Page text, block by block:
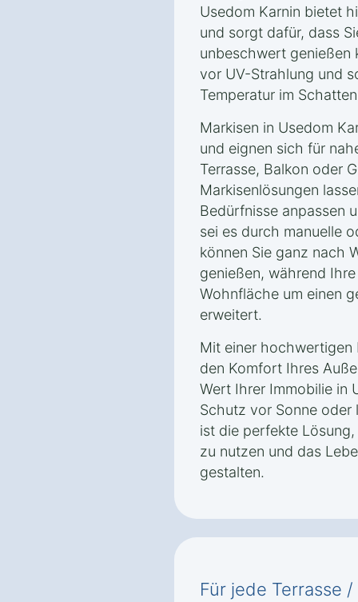
Usedom Karnin bietet
und sorgt dafür, dass
unbeschwert genießen
vor UV-Strahlung und
Temperatur im
Markisen in Usedom
und eignen sich für
Terrasse, Balkon oder
Markisenlösungen
Bedürfnisse anpassen
sei es durch manuelle
können Sie ganz nach
genießen, während
Wohnfläche um einen
erweitert.
Mit einer hochwertigen
den Komfort Ihres
Wert Ihrer Immobilie in
Schutz vor Sonne oder
ist die perfekte
zu nutzen und das
gestalten.
Für jede Terrasse